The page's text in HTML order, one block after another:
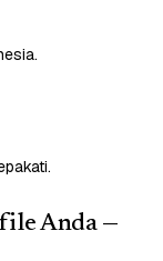
Anda —